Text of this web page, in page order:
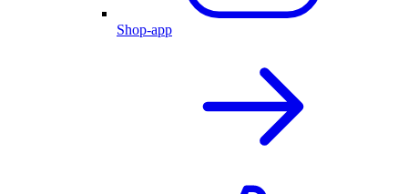
Shop-app